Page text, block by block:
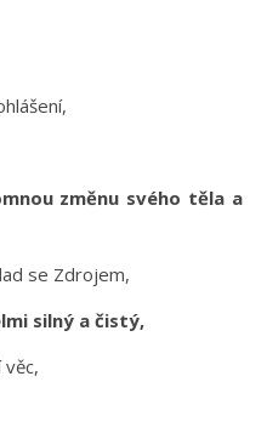
změnu svého těla a
se Zdrojem,
silný a čistý,